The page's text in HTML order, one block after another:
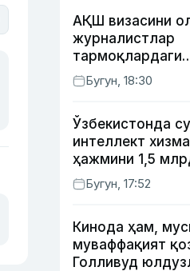
АҚШ визасини
журналистлар
тармоқлардаги
профилларини
талаб этилиши
Бугун, 18:30
Ўзбекистонда
интеллект
ҳажмини 1,5
етказиш
Бугун, 17:52
Кинода ҳам,
муваффақият
Голливуд